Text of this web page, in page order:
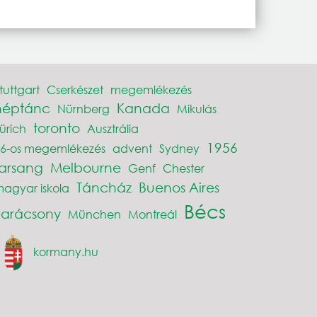
Cserkészet megemlékezés
Nürnberg Kanada Mikulás
toronto Ausztrália
os megemlékezés advent Sydney
1956
Melbourne Genf Chester
iskola Táncház Buenos Aires
München Montreál Bécs
kormany.hu